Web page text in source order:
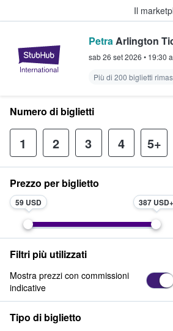
Il
StubHub -
PetraArlington
sab 26 set 2026 • 19:30 a
Più di 200 biglietti
Numero di biglietti
1 2 3 4 5+
Prezzo per biglietto
59 USD 387 USD
Filtri più utilizzati
Mostra prezzi con commissioni
indicative
Tipo di biglietto